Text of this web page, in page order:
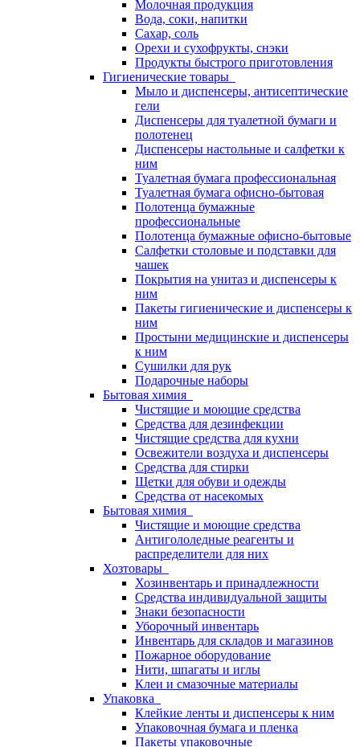
Молочная продукция
Вода, соки, напитки
Сахар, соль
Орехи и сухофрукты, снэки
Продукты быстрого приготовления
Гигиенические товары
Мыло и диспенсеры, антисептические
гели
Диспенсеры для туалетной бумаги и
полотенец
Диспенсеры настольные и салфетки к
ним
Туалетная бумага профессиональная
Туалетная бумага офисно-бытовая
Полотенца бумажные
профессиональные
Полотенца бумажные офисно-бытовые
Салфетки столовые и подставки для
чашек
Покрытия на унитаз и диспенсеры к
ним
Пакеты гигиенические и диспенсеры к
ним
Простыни медицинские и диспенсеры
к ним
Сушилки для рук
Подарочные наборы
Бытовая химия
Чистящие и моющие средства
Средства для дезинфекции
Чистящие средства для кухни
Освежители воздуха и диспенсеры
Средства для стирки
Щетки для обуви и одежды
Средства от насекомых
Бытовая химия
Чистящие и моющие средства
Антигололедные реагенты и
распределители для них
Хозтовары
Хозинвентарь и принадлежности
Средства индивидуальной защиты
Знаки безопасности
Уборочный инвентарь
Инвентарь для складов и магазинов
Пожарное оборудование
Нити, шпагаты и иглы
Клеи и смазочные материалы
Упаковка
Клейкие ленты и диспенсеры к ним
Упаковочная бумага и пленка
Пакеты упаковочные